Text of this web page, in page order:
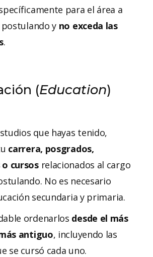
para el área a
postulando y no exceda las
.
(Education)
que hayas tenido,
carrera, posgrados,
cursos relacionados al cargo
No es necesario
secundaria y primaria.
ordenarlos desde el más
antiguo, incluyendo las
se cursó cada uno.